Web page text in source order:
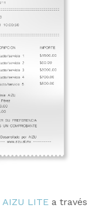
AIZU LITEa través